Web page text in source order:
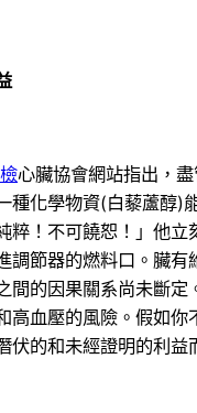
心臟協會網站指出，
種化學物資(白藜蘆醇)
粹！不可饒恕！」他立
調節器的燃料口。臟有
間的因果關系尚未斷定
高血壓的風險。假如你
伏的和未經證明的利益